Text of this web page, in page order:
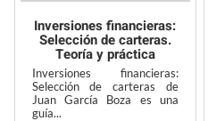
Inversiones financieras:
Selección de carteras.
Teoría y práctica
Inversiones financieras:
Selección de carteras de
Juan García Boza es una
guía...